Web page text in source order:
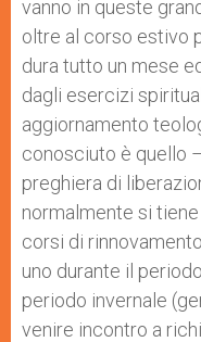
vanno in queste
oltre al corso estivo
dura tutto un mese
dagli esercizi
aggiornamento
conosciuto è quello
preghiera di
normalmente si
corsi di
uno durante il
periodo invernale
venire incontro a